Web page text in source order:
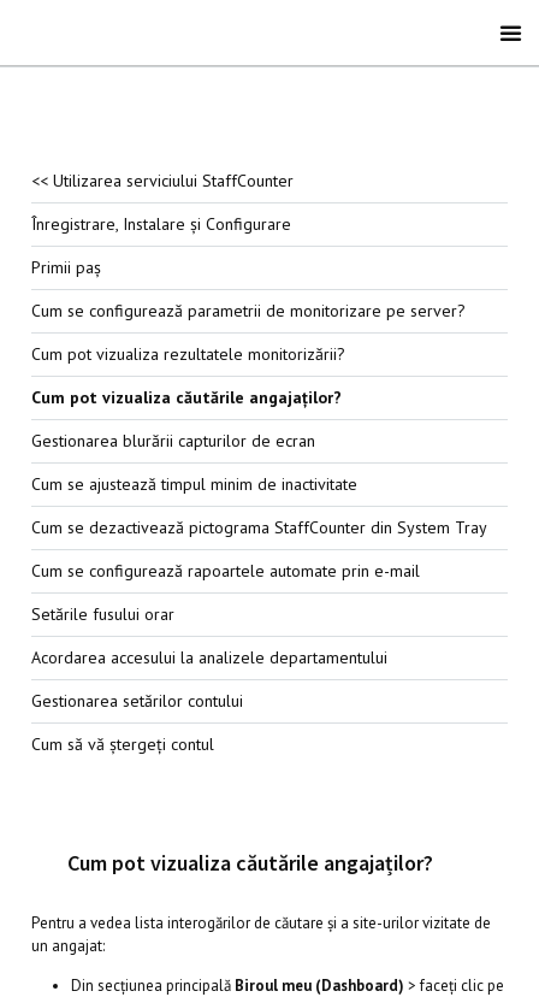
<< Utilizarea serviciului StaffCounter
Înregistrare, Instalare și Configurare
Primii paș
Cum se configurează parametrii de monitorizare pe server?
Cum pot vizualiza rezultatele monitorizării?
Cum pot vizualiza căutările angajaților?
Gestionarea blurării capturilor de ecran
Cum se ajustează timpul minim de inactivitate
Cum se dezactivează pictograma StaffCounter din System Tray
Cum se configurează rapoartele automate prin e-mail
Setările fusului orar
Acordarea accesului la analizele departamentului
Gestionarea setărilor contului
Cum să vă ștergeți contul
Cum pot vizualiza căutările angajaților?
Pentru a vedea lista interogărilor de căutare și a site-urilor vizitate de
un angajat:
Din secțiunea principală Biroul meu (Dashboard) > faceți clic pe